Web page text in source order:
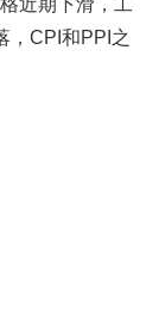
近期下滑，工
，CPI和PPI之